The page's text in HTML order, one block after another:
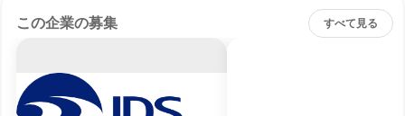
この企業の募集 すべて見る